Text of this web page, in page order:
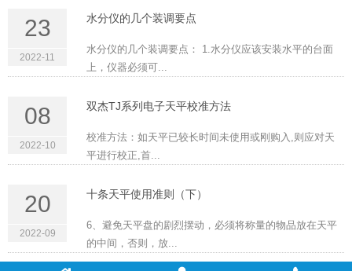
23
2022-11
水分仪的几个装调要点
水分仪的几个装调要点： 1.水分仪应该安装水平的台面
上，仪器必须可...
08
2022-10
双杰TJ系列电子天平校准方法
校准方法：如天平已较长时间未使用或刚购入,则应对天
平进行校正,首...
20
2022-09
十条天平使用准则（下）
6、避免天平盘的剧烈摆动，必须将称量的物品放在天平
的中间，否则，放...